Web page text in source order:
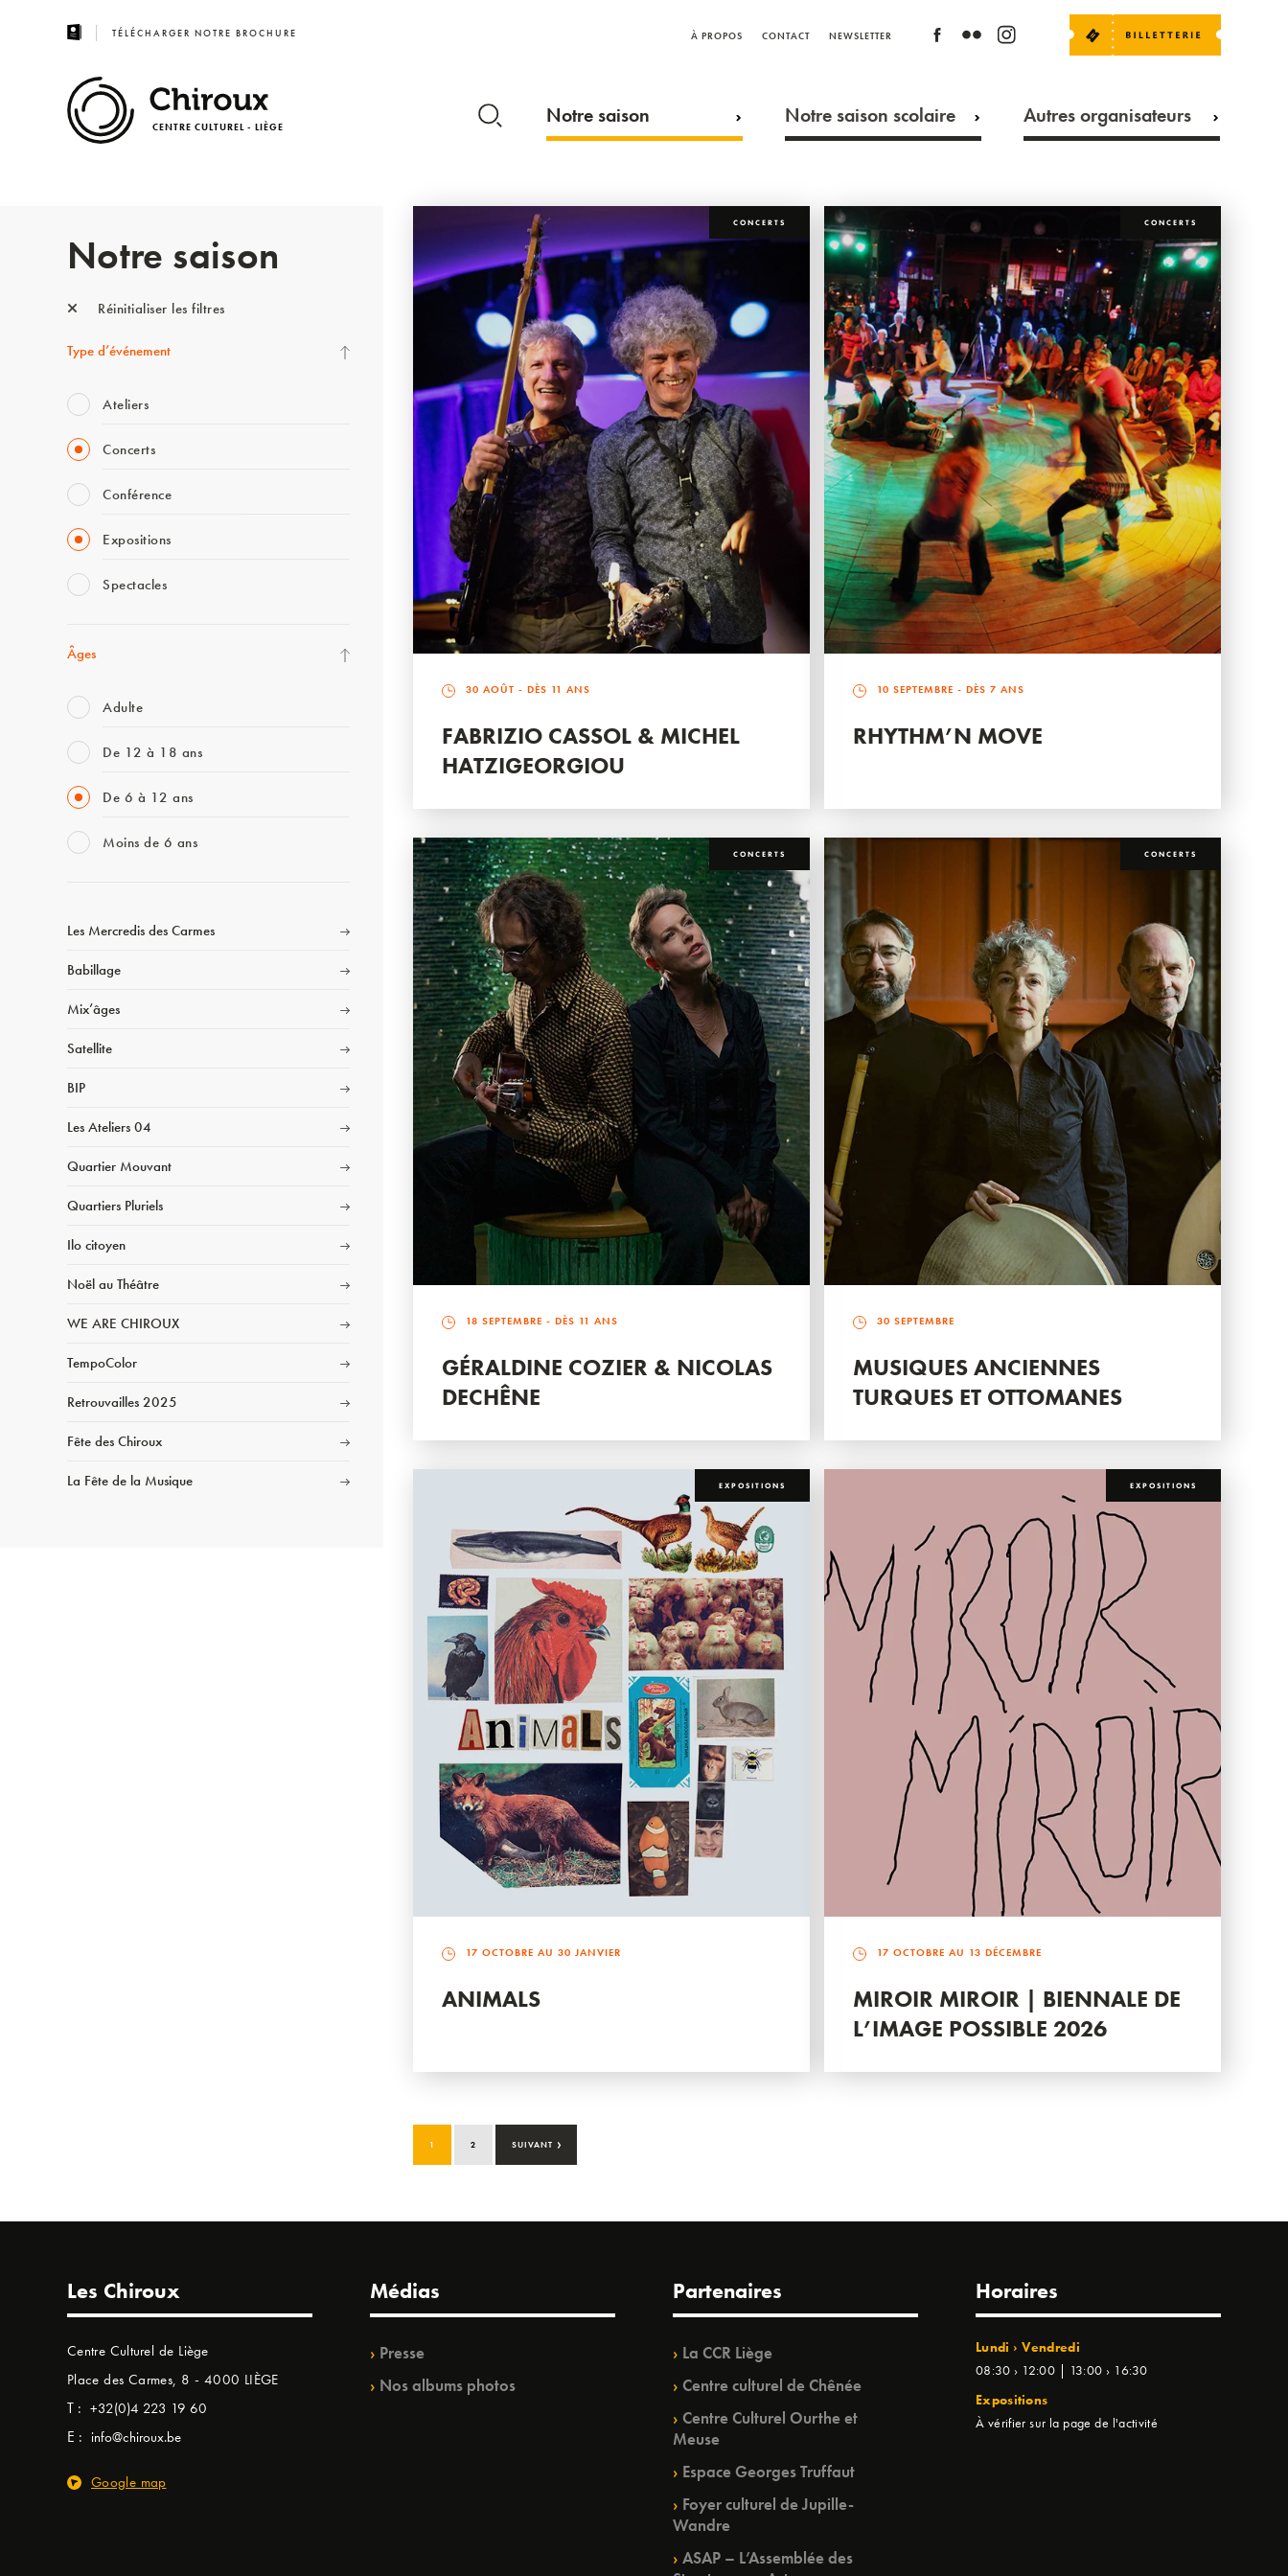
TÉLÉCHARGER NOTRE BROCHURE À PROPOS CONTACT NEWSLETTER
CENTRE CULTUREL - LIÈGE Notre saison Notre saison scolaire Autres organisateurs
Notre saison
Réinitialiser les filtres
Type d’événement
Ateliers
Concerts
Conférence
Expositions
Spectacles
Âges
Adulte
De 12 à 18 ans
De 6 à 12 ans
Moins de 6 ans
Les Mercredis des Carmes
Babillage
Mix’âges
Satellite
BIP
Les Ateliers 04
Quartier Mouvant
Quartiers Pluriels
Ilo citoyen
Noël au Théâtre
WE ARE CHIROUX
TempoColor
Retrouvailles 2025
Fête des Chiroux
La Fête de la Musique
CONCERTS
30 AOÛT - DÈS 11 ANS
FABRIZIO CASSOL & MICHEL
HATZIGEORGIOU
CONCERTS
10 SEPTEMBRE - DÈS 7 ANS
RHYTHM’N MOVE
CONCERTS
18 SEPTEMBRE - DÈS 11 ANS
GÉRALDINE COZIER & NICOLAS
DECHÊNE
CONCERTS
30 SEPTEMBRE
MUSIQUES ANCIENNES
TURQUES ET OTTOMANES
EXPOSITIONS
17 OCTOBRE AU 30 JANVIER
ANIMALS
EXPOSITIONS
17 OCTOBRE AU 13 DÉCEMBRE
MIROIR MIROIR | BIENNALE DE
L’IMAGE POSSIBLE 2026
1 2 SUIVANT ›
Les Chiroux
Centre Culturel de Liège
Place des Carmes, 8 - 4000 LIÈGE
T : +32(0)4 223 19 60
E : info@chiroux.be
Google map
Médias
Presse
Nos albums photos
Partenaires
La CCR Liège
Centre culturel de Chênée
Centre Culturel Ourthe et
Meuse
Espace Georges Truffaut
Foyer culturel de Jupille-
Wandre
ASAP – L’Assemblée des
Horaires
Lundi › Vendredi
08:30 › 12:00 | 13:00 › 16:30
Expositions
À vérifier sur la page de l'activité